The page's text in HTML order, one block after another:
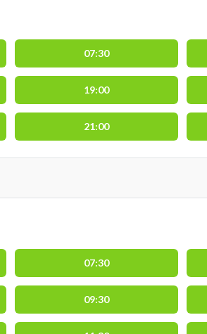
07:30
19:00
21:00
07:30
09:30